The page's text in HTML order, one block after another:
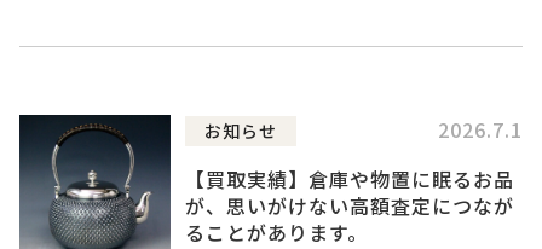
お知らせ
2026.7.1
【買取実績】倉庫や物置に眠るお品
が、思いがけない高額査定につなが
ることがあります。